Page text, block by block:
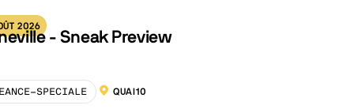
2026
- Sneak Preview
SPECIALE LOCALISATION :
QUAI10